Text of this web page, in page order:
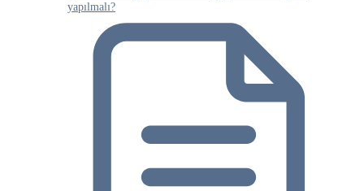
yapılmalı?